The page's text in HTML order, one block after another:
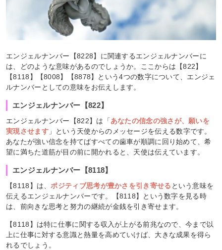
エンジェルナンバー【8228】に関連するエンジェルナンバーに
は、どのような意味があるのでしょうか。ここからは【822】
【8118】【8008】【8878】という4つの数字について、エンジェ
ルナンバーとしての意味をお伝えします。
エンジェルナンバー【822】
エンジェルナンバー【822】は「あなたの信念の強さが、願いを
実現させます」という天使からのメッセージを伝える数字です。
あなたが強い信念を持てばすべての歯車が順調に回り始めて、希
望に満ちた道筋が目の前に開かれると、天使は伝えています。
エンジェルナンバー【8118】
【8118】は、 ポジティブ思考が豊かさを引き寄せる という意味を
伝えるエンジェルナンバーです。【8118】という数字を見る時
は、前向きな思考と努力の継続が金銭を引き寄せます。
【8118】は特に仕事に関する収入が上がる前兆なので、今まで以
上に仕事に対する意識と熱量を高めていけば、大きな成果を得ら
れるでしょう。